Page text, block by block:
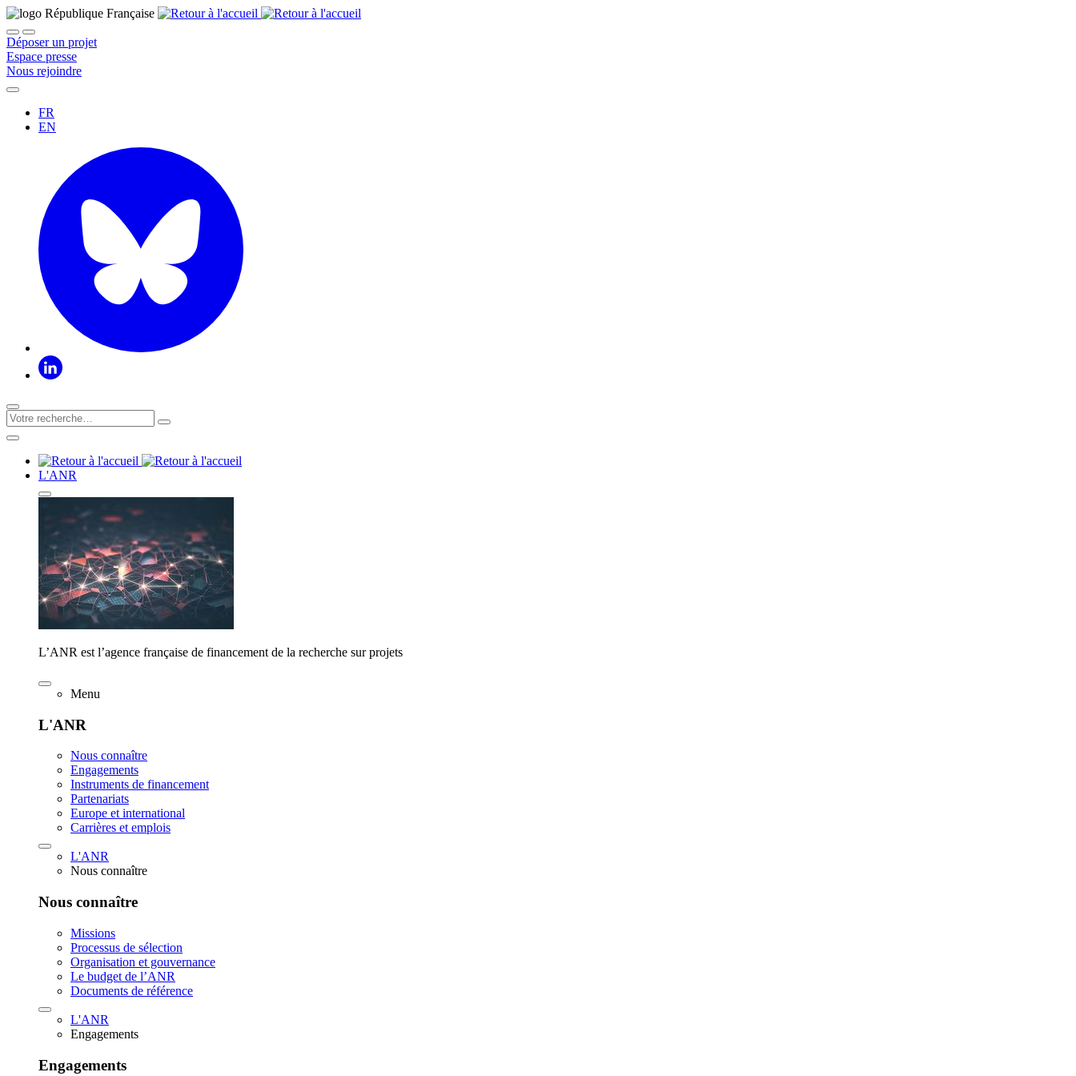
Déposer un projet
Espace presse
Nous rejoindre
FR
EN
L'ANR
L’ANR est l’agence française de financement de la recherche sur projets
Menu
L'ANR
Nous connaître
Engagements
Instruments de financement
Partenariats
Europe et international
Carrières et emplois
L'ANR
Nous connaître
Nous connaître
Missions
Processus de sélection
Organisation et gouvernance
Le budget de l’ANR
Documents de référence
L'ANR
Engagements
Engagements